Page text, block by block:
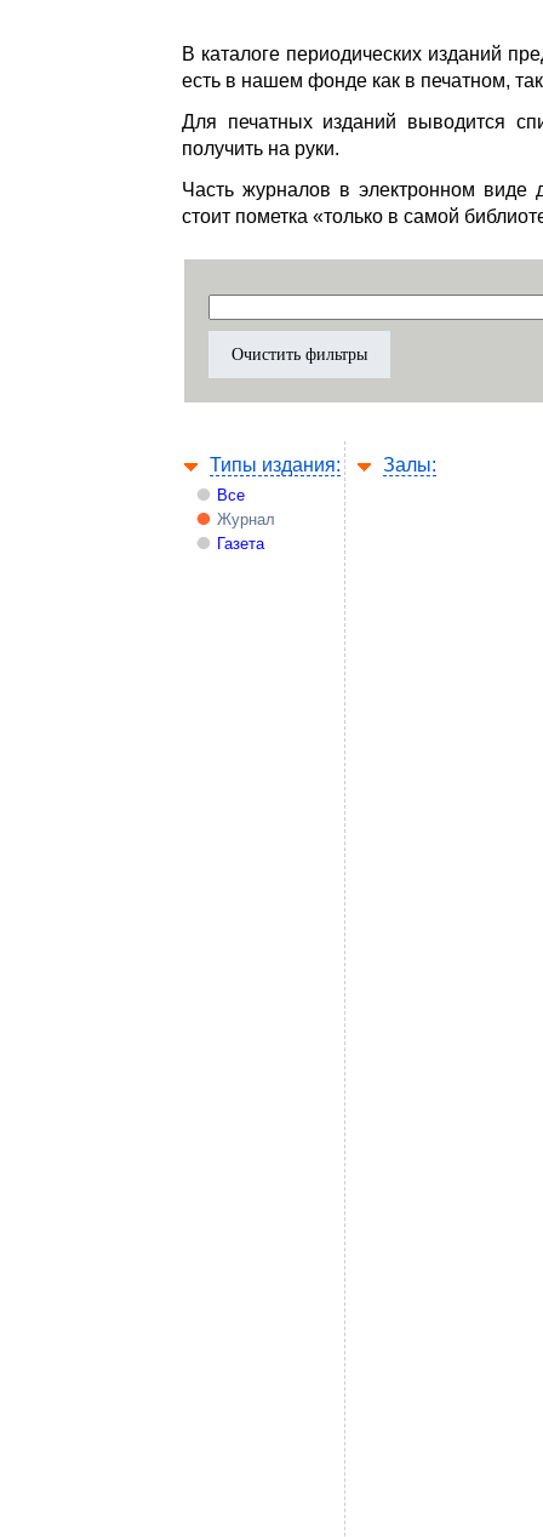
В каталоге периодических изданий
есть в нашем фонде как в печатном,
Для печатных изданий выводится
получить на руки.
Часть журналов в электронном виде
стоит пометка «только в самой
Типы издания:
Все
Журнал
Газета
Залы: